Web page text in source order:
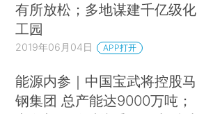
有所放松；多地谋建千亿级化
工园
2019年06月04日 APP打开
能源内参｜中国宝武将控股马
钢集团 总产能达9000万吨；